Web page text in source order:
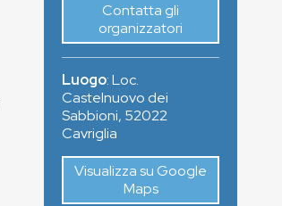
Contatta gli
organizzatori
Luogo:Loc.
Castelnuovo dei
Sabbioni, 52022
Cavriglia
Visualizza su Google
Maps